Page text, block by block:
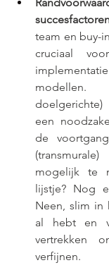
team en buy-
cruciaal
doelgerichte)
een
de
mogelijk te
lijstje? Nog
Neen, slim in
al hebt en
vertrekken
verfijnen.